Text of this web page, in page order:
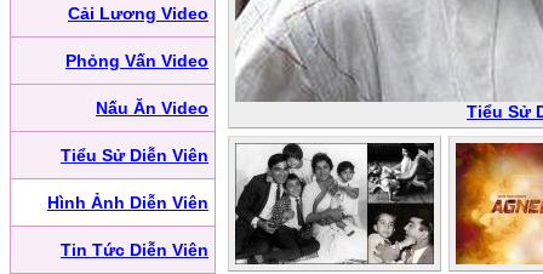
Cải Lương Video
Phỏng Vấn Video
Nấu Ăn Video
Tiểu Sử Diễn Viên
Hình Ảnh Diễn Viên
Tin Tức Diễn Viên
Tiểu Sử